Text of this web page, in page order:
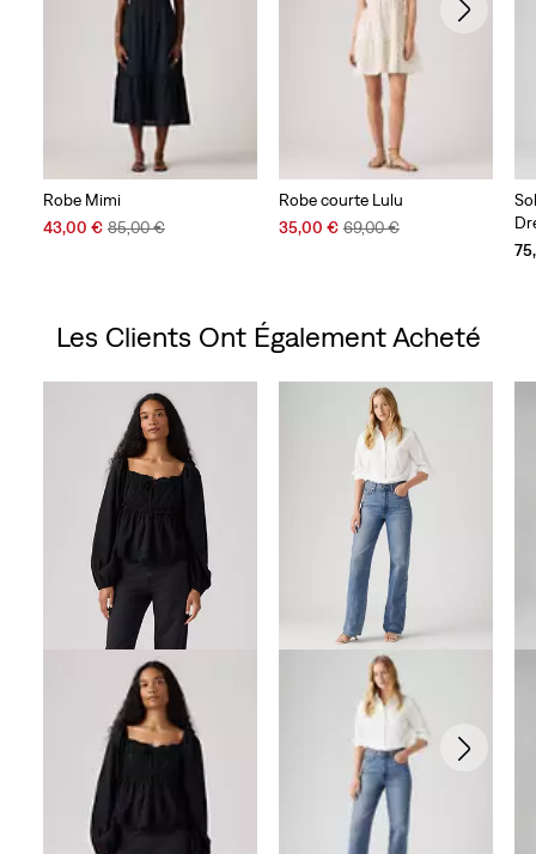
Robe Mimi
Sale
43,00 €Original
85,00 €
Robe courte Lulu
Sale
35,00 € Original
69,00 €
Les Clients Ont Également Acheté